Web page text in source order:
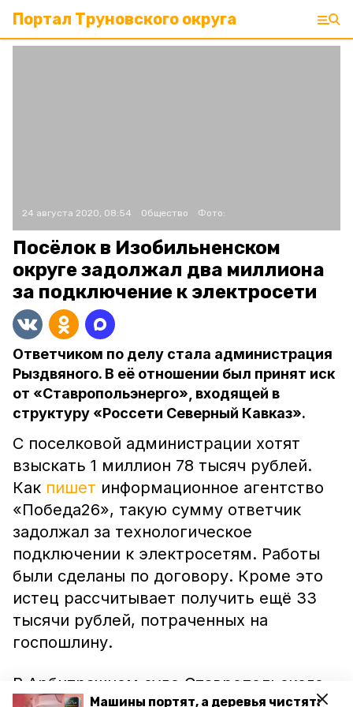
Машины портят, а деревья чистят:
Портал Труновского округа
24 августа 2020, 08:54 Общество Фото:
Посёлок в Изобильненском
округе задолжал два миллиона
за подключение к электросети
Ответчиком по делу стала администрация
Рыздвяного. В её отношении был принят иск
от «Ставропольэнерго», входящей в
структуру «Россети Северный Кавказ».
С поселковой администрации хотят
взыскать 1 миллион 78 тысяч рублей.
Как пишет информационное агентство
«Победа26», такую сумму ответчик
задолжал за технологическое
подключении к электросетям. Работы
были сделаны по договору. Кроме это
истец рассчитывает получить ещё 33
тысячи рублей, потраченных на
госпошлину.
В Арбитражном суде Ставропольского